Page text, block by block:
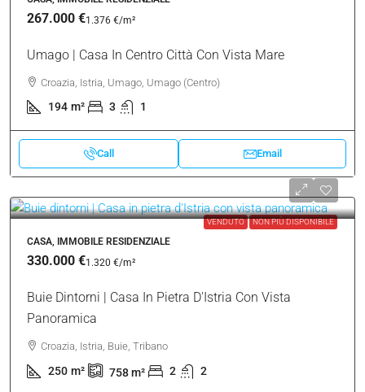
267.000 €1.376 €/m²
Umago | Casa In Centro Città Con Vista Mare
Croazia, Istria, Umago, Umago (Centro)
194 m² 3 1
Call Email
VENDUTO NON PIÙ DISPONIBILE
CASA, IMMOBILE RESIDENZIALE
330.000 €1.320 €/m²
Buie Dintorni | Casa In Pietra D'Istria Con Vista
Panoramica
Croazia, Istria, Buie, Tribano
250 m² 758m² 2 2